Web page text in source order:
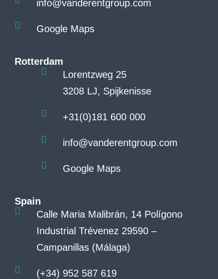
info@vanderentgroup.com
Google Maps
Rotterdam
Lorentzweg 25
3208 LJ, Spijkenisse
+31(0)181 600 000
info@vanderentgroup.com
Google Maps
Spain
Calle Maria Malibrán, 14 Polígono
Industrial Trévenez 29590 –
Campanillas (Málaga)
(+34) 952 587 619